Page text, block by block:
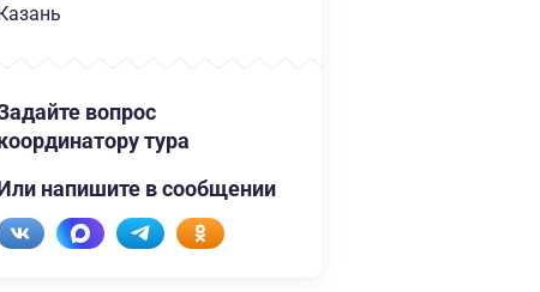
вопрос
тура
напишите в сообщении